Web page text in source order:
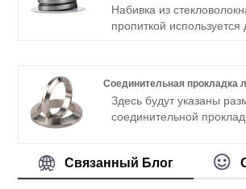
Набивка из
пропиткой используется
растворителей.
Соединительная прокладка
Здесь будут указаны
соединительной
предложить вам все
стандартные
Связанный Блог